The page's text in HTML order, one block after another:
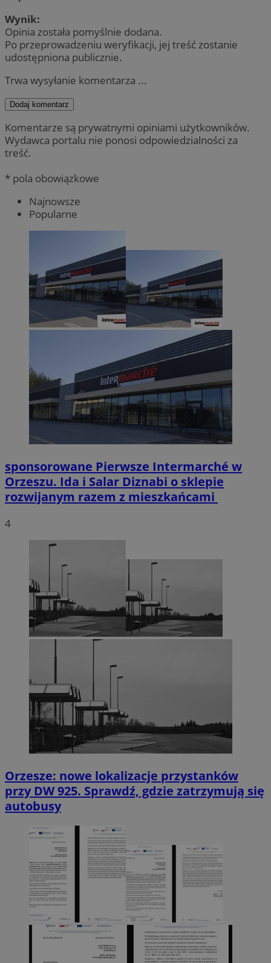
Wynik:
Opinia została pomyślnie dodana.
Po przeprowadzeniu weryfikacji, jej treść zostanie
udostępniona publicznie.
Trwa wysyłanie komentarza ...
Dodaj komentarz
Komentarze są prywatnymi opiniami użytkowników.
Wydawca portalu nie ponosi odpowiedzialności za
treść.
* pola obowiązkowe
Najnowsze
Popularne
sponsorowane Pierwsze Intermarché w
Orzeszu. Ida i Salar Diznabi o sklepie
rozwijanym razem z mieszkańcami
4
Orzesze: nowe lokalizacje przystanków
przy DW 925. Sprawdź, gdzie zatrzymują się
autobusy